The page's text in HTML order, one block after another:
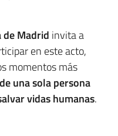
Madrid invita a
en este acto,
momentos más
una sola persona
vidas humanas.